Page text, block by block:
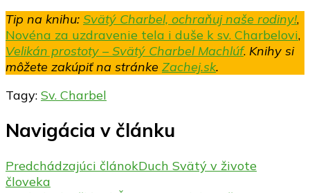
Tip na knihu: Svätý Charbel, ochraňuj naše rodiny!,
Novéna za uzdravenie tela i duše k sv. Charbelovi,
Velikán prostoty – Svätý Charbel Machlúf. Knihy si
môžete zakúpiť na stránke Zachej.sk.
Tagy: Sv. Charbel
Navigácia v článku
Predchádzajúci článokDuch Svätý v živote
človeka